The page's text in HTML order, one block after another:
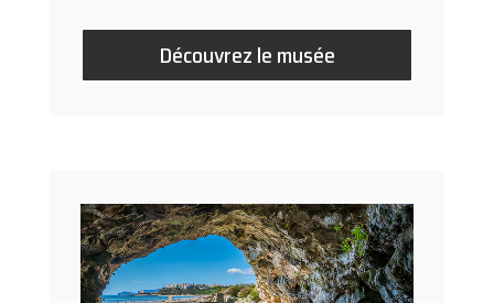
Découvrez le musée